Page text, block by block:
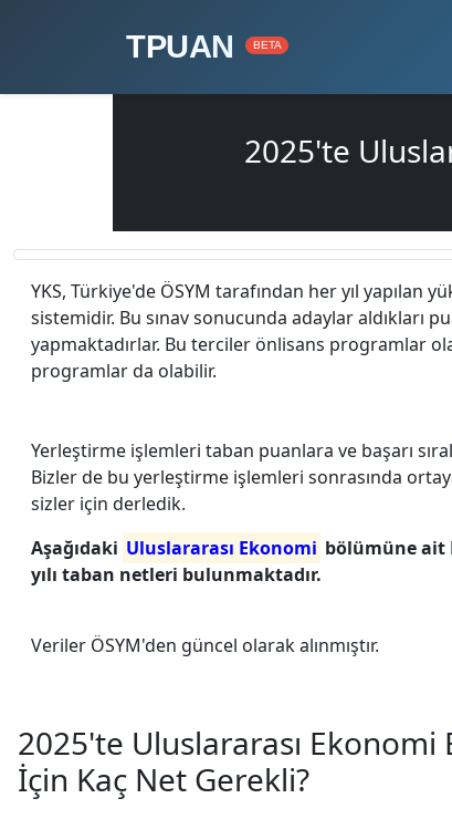
TPUAN BETA
2025'te
YKS, Türkiye'de ÖSYM tarafından her yıl yapılan
sistemidir. Bu sınav sonucunda adaylar aldıkları
yapmaktadırlar. Bu terciler önlisans programlar
programlar da olabilir.
Yerleştirme işlemleri taban puanlara ve başarı
Bizler de bu yerleştirme işlemleri sonrasında
sizler için derledik.
Aşağıdaki Uluslararası Ekonomi bölümüne ait
yılı taban netleri bulunmaktadır.
Veriler ÖSYM'den güncel olarak alınmıştır.
2025'te Uluslararası
İçin Kaç Net Gerekli?